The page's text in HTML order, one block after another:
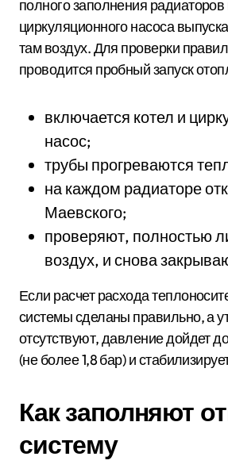
полного заполнения радиаторов
циркуляционного насоса
там воздух. Для проверки
проводится пробный запуск
включается котел и
насос;
трубы прогреваются
на каждом радиаторе
Маевского;
проверяют, полностью
воздух, и снова
Если расчет расхода
системы сделаны правильно, а
отсутствуют, давление дойдет
(не более 1,8 бар) и
Как заполняют
систему